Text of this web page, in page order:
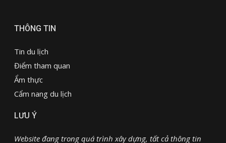
THÔNG TIN
Tin du lịch
Điểm tham quan
Ẩm thực
Cẩm nang du lịch
LƯU Ý
Website đang trong quá trình xây dựng, tất cả thông tin